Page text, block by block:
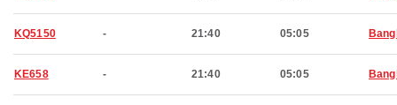
KQ5150 - 21:40 05:05
KE658 - 21:40 05:05